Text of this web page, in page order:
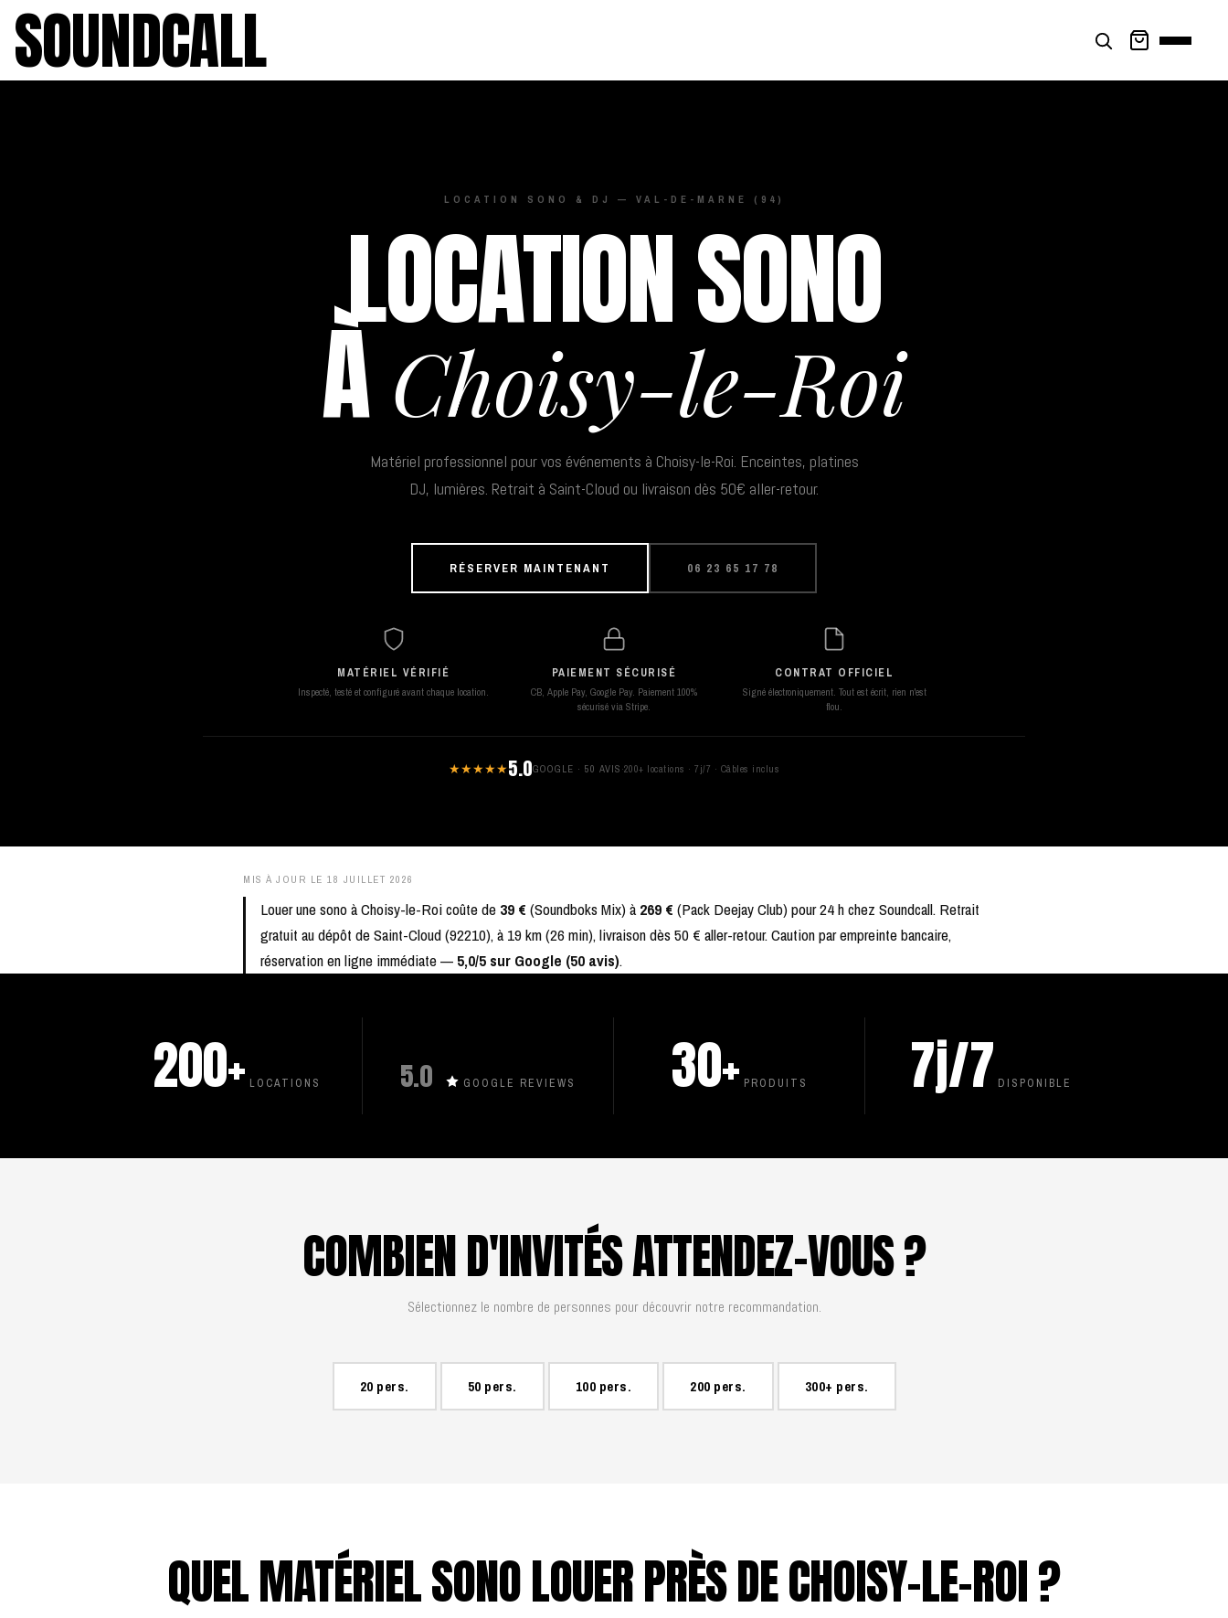
SOUNDCALL
LOCATION SONO & DJ — VAL-DE-MARNE (94)
LOCATION SONO
ÀChoisy-le-Roi
Matériel professionnel pour vos événements à Choisy-le-Roi. Enceintes, platines
DJ, lumières. Retrait à Saint-Cloud ou livraison dès 50€ aller-retour.
RÉSERVER MAINTENANT 06 23 65 17 78
MATÉRIEL VÉRIFIÉ
Inspecté, testé et configuré avant chaque location.
PAIEMENT SÉCURISÉ
CB, Apple Pay, Google Pay. Paiement 100%
sécurisé via Stripe.
CONTRAT OFFICIEL
Signé électroniquement. Tout est écrit, rien n'est
flou.
★★★★★5.0GOOGLE · 50 AVIS ·200+ locations · 7j/7 · Câbles inclus
MIS À JOUR LE 18 JUILLET 2026
Louer une sono à Choisy-le-Roi coûte de 39 € (Soundboks Mix) à269 € (Pack Deejay Club) pour 24 h chez Soundcall. Retrait
gratuit au dépôt de Saint-Cloud (92210), à 19 km (26 min), livraison dès 50 € aller-retour. Caution par empreinte bancaire,
réservation en ligne immédiate — 5,0/5 sur Google (50 avis).
200+ LOCATIONS 5.0 GOOGLE REVIEWS 30+ PRODUITS 7j/7 DISPONIBLE
COMBIEN D'INVITÉS ATTENDEZ-VOUS ?
Sélectionnez le nombre de personnes pour découvrir notre recommandation.
20 pers. 50 pers. 100 pers. 200 pers. 300+ pers.
QUEL MATÉRIEL SONO LOUER PRÈS DE CHOISY-LE-ROI ?